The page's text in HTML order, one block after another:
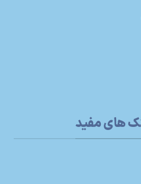
های مفید